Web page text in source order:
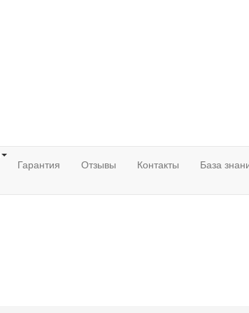
Гарантия Отзывы Контакты База